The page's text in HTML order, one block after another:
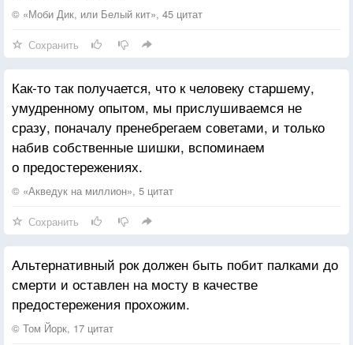
© «Моби Дик, или Белый кит», 45 цитат
Сохранить
Как-то так получается, что к человеку старшему,
умудренному опытом, мы прислушиваемся не
сразу, поначалу пренебрегаем советами, и только
набив собственные шишки, вспоминаем
о предостережениях.
© «Акведук на миллион», 5 цитат
Сохранить
Альтернативный рок должен быть побит палками до
смерти и оставлен на мосту в качестве
предостережения прохожим.
© Том Йорк, 17 цитат